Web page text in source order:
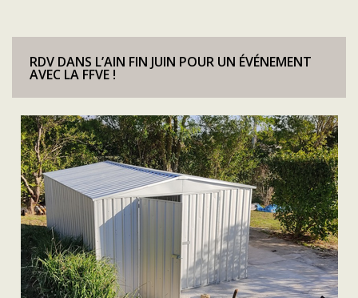
RDV DANS L’AIN FIN JUIN POUR UN ÉVÉNEMENT
AVEC LA FFVE !